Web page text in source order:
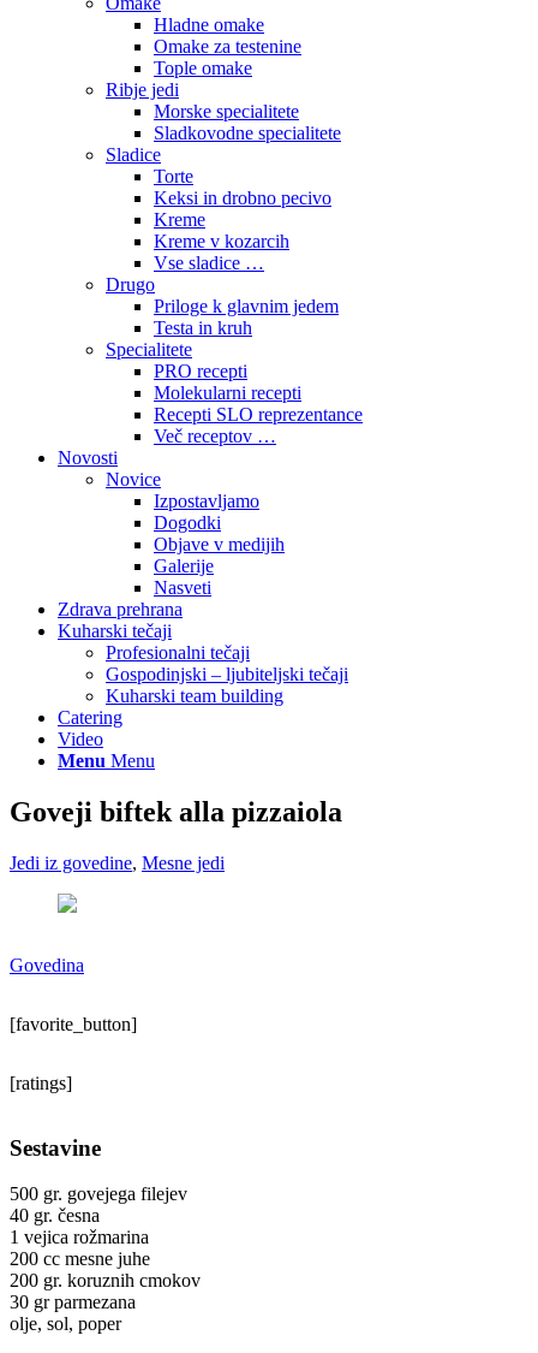
Hladne omake
Omake za testenine
Tople omake
Ribje jedi
Morske specialitete
Sladkovodne specialitete
Sladice
Torte
Keksi in drobno pecivo
Kreme
Kreme v kozarcih
Vse sladice …
Drugo
Priloge k glavnim jedem
Testa in kruh
Specialitete
PRO recepti
Molekularni recepti
Recepti SLO reprezentance
Več receptov …
Novosti
Novice
Izpostavljamo
Dogodki
Objave v medijih
Galerije
Nasveti
Zdrava prehrana
Kuharski tečaji
Profesionalni tečaji
Gospodinjski – ljubiteljski tečaji
Kuharski team building
Catering
Video
Menu Menu
Goveji biftek alla pizzaiola
Jedi iz govedine, Mesne jedi
Govedina
[favorite_button]
[ratings]
Sestavine
500 gr. govejega filejev
40 gr. česna
1 vejica rožmarina
200 cc mesne juhe
200 gr. koruznih cmokov
30 gr parmezana
olje, sol, poper